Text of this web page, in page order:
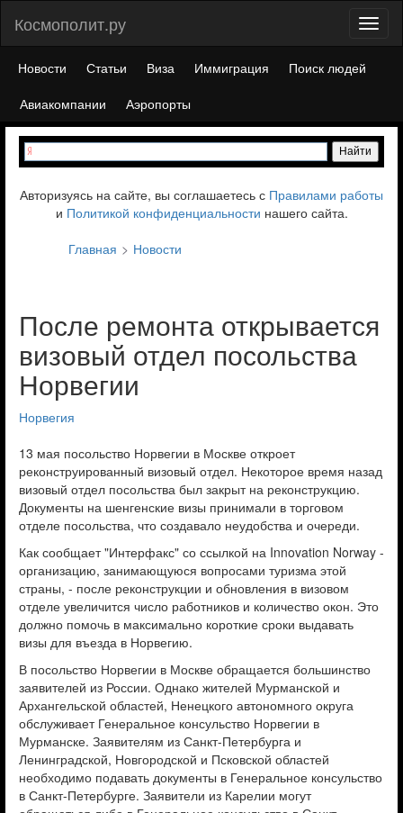
Космополит.ру
Новости Статьи Виза Иммиграция
Поиск людей
Авиакомпании
Аэропорты
Авторизуясь на сайте, вы соглашаетесь с Правилами работы
и Политикой конфиденциальности нашего сайта.
Главная
Новости
После ремонта открывается
визовый отдел посольства
Норвегии
Норвегия
13 мая посольство Норвегии в Москве откроет
реконструированный визовый отдел. Некоторое время назад
визовый отдел посольства был закрыт на реконструкцию.
Документы на шенгенские визы принимали в торговом
отделе посольства, что создавало неудобства и очереди.
Как сообщает "Интерфакс" со ссылкой на Innovation Norway -
организацию, занимающуюся вопросами туризма этой
страны, - после реконструкции и обновления в визовом
отделе увеличится число работников и количество окон. Это
должно помочь в максимально короткие сроки выдавать
визы для въезда в Норвегию.
В посольство Норвегии в Москве обращается большинство
заявителей из России. Однако жителей Мурманской и
Архангельской областей, Ненецкого автономного округа
обслуживает Генеральное консульство Норвегии в
Мурманске. Заявителям из Санкт-Петербурга и
Ленинградской, Новгородской и Псковской областей
необходимо подавать документы в Генеральное консульство
в Санкт-Петербурге. Заявители из Карелии могут